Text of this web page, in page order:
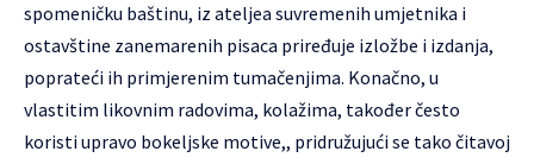
spomeničku baštinu, iz ateljea suvremenih umjetnika i
ostavštine zanemarenih pisaca priređuje izložbe i izdanja,
poprateći ih primjerenim tumačenjima. Konačno, u
vlastitim likovnim radovima, kolažima, također često
koristi upravo bokeljske motive,, pridružujući se tako čitavoj